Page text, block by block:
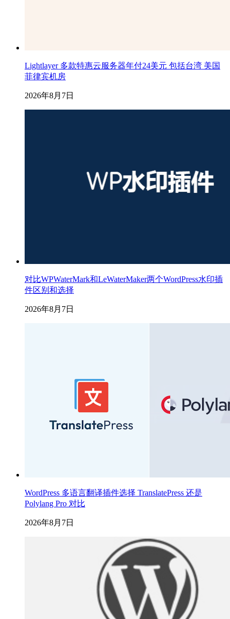
Lightlayer 多款特惠云服务器年付24美元 包括台湾 美国
菲律宾机房
2026年8月7日
对比WPWaterMark和LeWaterMaker两个WordPress水印插
件区别和选择
2026年8月7日
WordPress 多语言翻译插件选择 TranslatePress 还是
Polylang Pro 对比
2026年8月7日